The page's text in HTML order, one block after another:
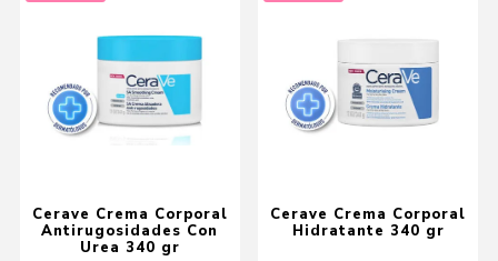
Cerave Crema Corporal
Antirugosidades Con
Urea 340 gr
Cerave Crema Corporal
Hidratante 340 gr